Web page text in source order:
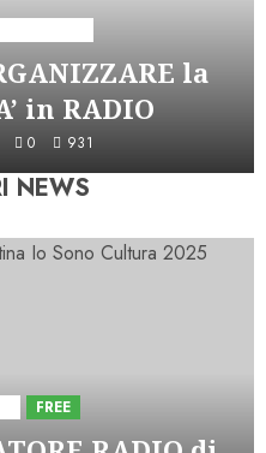
la
in RADIO
0 931
NEWS
FREE